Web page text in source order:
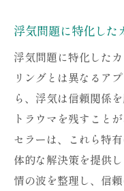
の役割
問題解決
浮気問題に直面
用法
緊急時の
問題を俯瞰
浮気問題に
浮気問題に特化した
浮気問題に特化した
リングとは異なるア
ら、浮気は信頼関係
トラウマを残すこと
セラーは、これら特
体的な解決策を提供
情の波を整理し、信